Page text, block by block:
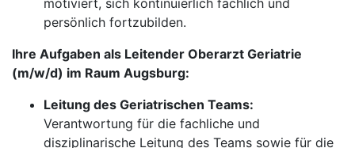
motiviert, sich kontinuierlich fachlich und
persönlich fortzubilden.
Ihre Aufgaben als Leitender Oberarzt Geriatrie
(m/w/d) im Raum Augsburg:
Leitung des Geriatrischen Teams:
Verantwortung für die fachliche und
disziplinarische Leitung des Teams sowie für die